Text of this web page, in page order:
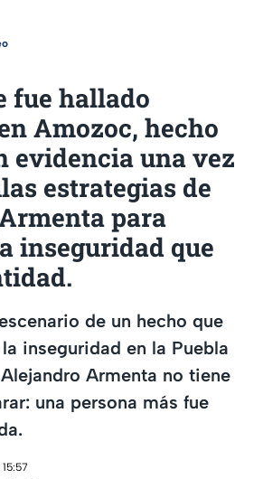
fue hallado
Amozoc, hecho
evidencia una vez
estrategias de
para
inseguridad que
de un hecho que
inseguridad en la Puebla
Armenta no tiene
una persona más fue